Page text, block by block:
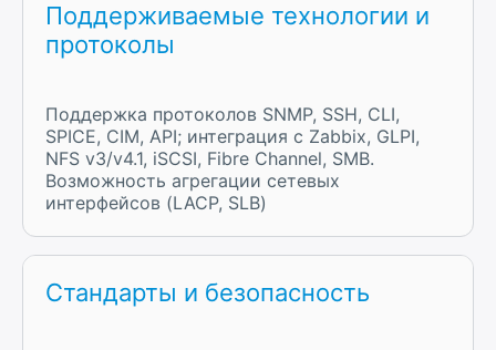
Поддерживаемые технологии и
протоколы
Поддержка протоколов SNMP, SSH, CLI,
SPICE, CIM, API; интеграция с Zabbix, GLPI,
NFS v3/v4.1, iSCSI, Fibre Channel, SMB.
Возможность агрегации сетевых
интерфейсов (LACP, SLB)
Стандарты и безопасность